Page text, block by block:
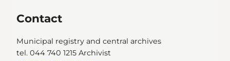
Contact
Municipal registry and central archives
tel. 044 740 1215 Archivist